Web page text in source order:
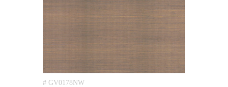
# GV0178NW